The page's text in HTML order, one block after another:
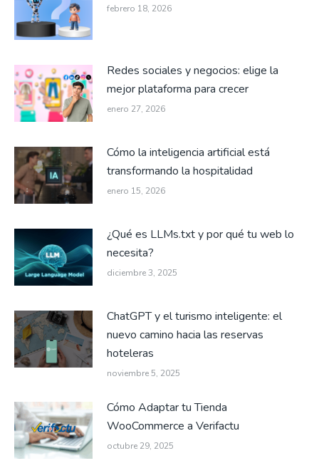
febrero 18, 2026
Redes sociales y negocios: elige la
mejor plataforma para crecer
enero 27, 2026
Cómo la inteligencia artificial está
transformando la hospitalidad
enero 15, 2026
¿Qué es LLMs.txt y por qué tu web lo
necesita?
diciembre 3, 2025
ChatGPT y el turismo inteligente: el
nuevo camino hacia las reservas
hoteleras
noviembre 5, 2025
Cómo Adaptar tu Tienda
WooCommerce a Verifactu
octubre 29, 2025